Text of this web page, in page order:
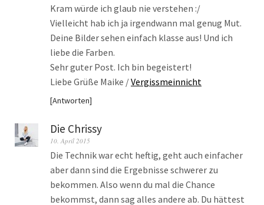
Kram würde ich glaub nie verstehen :/
Vielleicht hab ich ja irgendwann mal genug Mut.
Deine Bilder sehen einfach klasse aus! Und ich
liebe die Farben.
Sehr guter Post. Ich bin begeistert!
Liebe Grüße Maike /Vergissmeinnicht
Antworten
Die Chrissy
10. April 2015
Die Technik war echt heftig, geht auch einfacher
aber dann sind die Ergebnisse schwerer zu
bekommen. Also wenn du mal die Chance
bekommst, dann sag alles andere ab. Du hättest